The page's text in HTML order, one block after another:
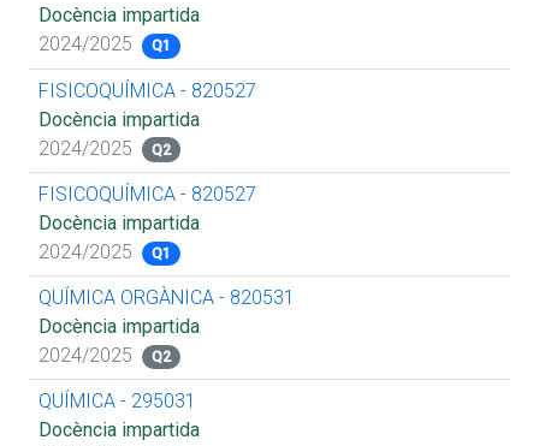
Docència impartida
2024/2025
Q1
FISICOQUÍMICA - 820527
Docència impartida
2024/2025
Q2
FISICOQUÍMICA - 820527
Docència impartida
2024/2025
Q1
QUÍMICA ORGÀNICA - 820531
Docència impartida
2024/2025
Q2
QUÍMICA - 295031
Docència impartida